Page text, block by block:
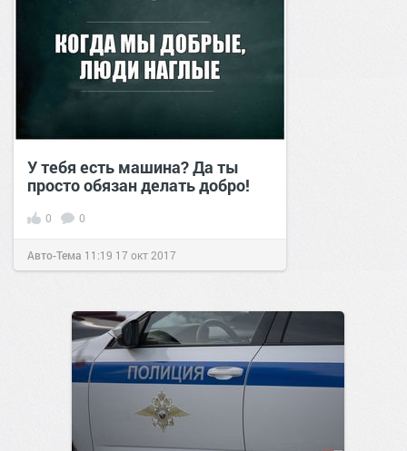
У тебя есть машина? Да ты
просто обязан делать добро!
0 0
Авто-Тема 11:19 17 окт 2017